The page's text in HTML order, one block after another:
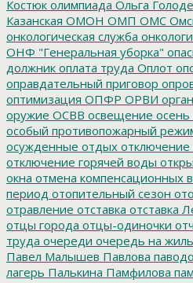
Костюк олимпиада Ольга
Казанская ОМОН ОМП ОМС
онкологическая служба
ОНФ "Генеральная уборка"
должник оплата труда Оплот
оправдательный приговор
оптимизация ОПФР ОРВИ
оружие ОСВВ освещение осень
особый противопожарный
осужденные отдых отключение
отключение горячей воды
окна отмена компенсационных
период отопительный сезон
отравление отставка отставка
отцы города отцы-одиночки
труда очереди очередь на
Павел Малышев Павлова
лагерь Палькина Памфилова